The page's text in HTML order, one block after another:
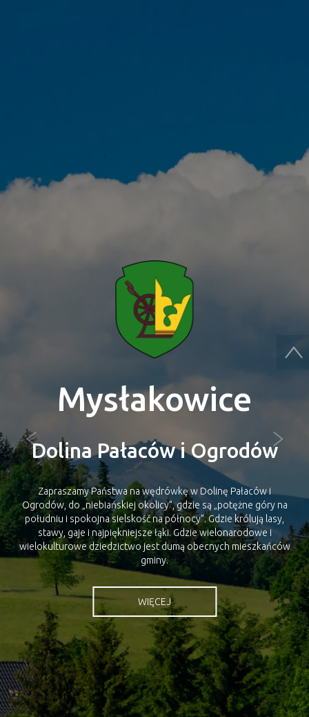
Mysłakowice
Dolina Pałaców i Ogrodów
Zapraszamy Państwa na wędrówkę w Dolinę Pałaców i
Ogrodów, do „niebiańskiej okolicy”, gdzie są „potężne góry na
południu i spokojna sielskość na północy”. Gdzie królują lasy,
stawy, gaje i najpiękniejsze łąki. Gdzie wielonarodowe i
wielokulturowe dziedzictwo jest dumą obecnych mieszkańców
gminy.
WIĘCEJ